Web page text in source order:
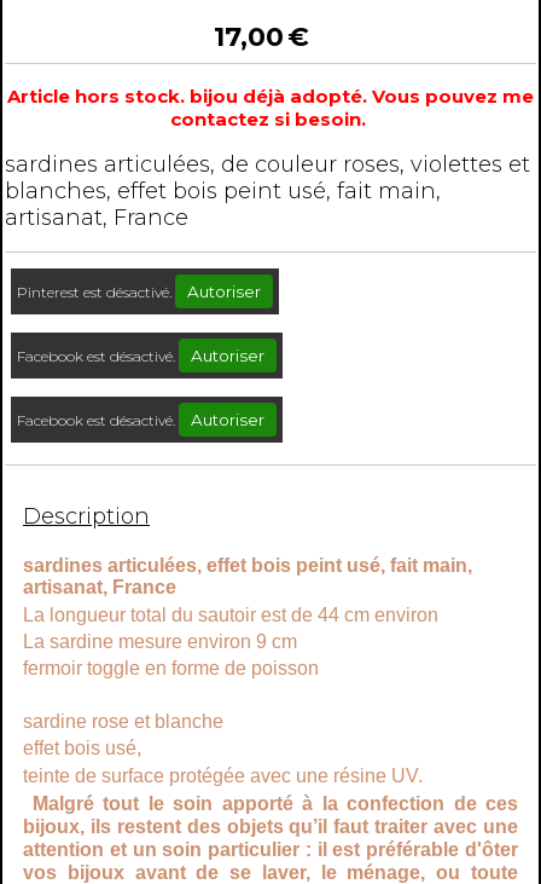
17,00€
Article hors stock. bijou déjà adopté. Vous pouvez me
contactez si besoin.
sardines articulées, de couleur roses, violettes et
blanches, effet bois peint usé, fait main,
artisanat, France
Pinterest est désactivé. Autoriser
Facebook est désactivé. Autoriser
Facebook est désactivé. Autoriser
Description
sardines articulées, effet bois peint usé, fait main,
artisanat, France
La longueur total du sautoir est de 44 cm environ
La sardine mesure environ 9 cm
fermoir toggle en forme de poisson
sardine rose et blanche
effet bois usé,
teinte de surface protégée avec une résine UV.
Malgré tout le soin apporté à la confection de ces
bijoux, ils restent des objets qu’il faut traiter avec une
attention et un soin particulier : il est préférable d'ôter
vos bijoux avant de se laver, le ménage, ou toute